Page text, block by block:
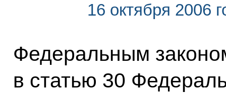
16 октября 2006
Федеральным
в статью 30